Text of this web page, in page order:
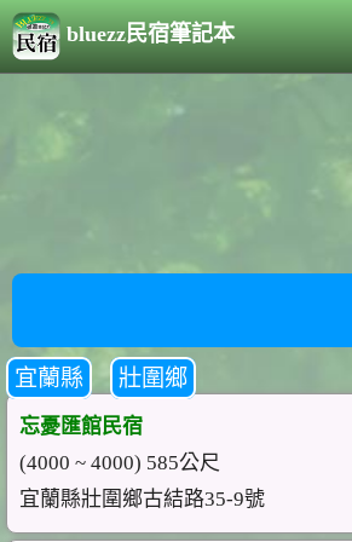
bluezz民宿筆記本
宜蘭縣 壯圍鄉
忘憂匯館民宿
(4000 ~ 4000) 585公尺
宜蘭縣壯圍鄉古結路35-9號